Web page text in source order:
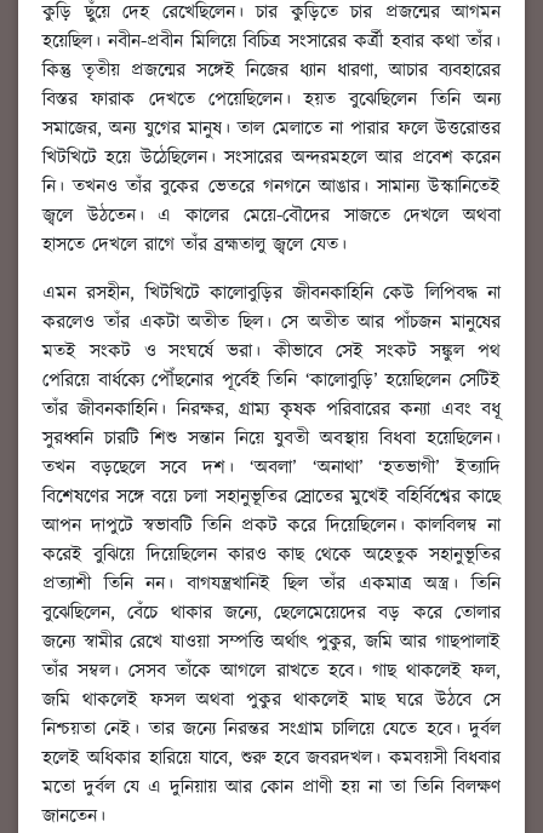
কুড়ি ছুঁয়ে দেহ রেখেছিলেন। চার কুড়িতে চার প্রজন্মের আগমন
হয়েছিল। নবীন-প্রবীন মিলিয়ে বিচিত্র সংসারের কর্ত্রী হবার কথা তাঁর।
কিন্তু তৃতীয় প্রজন্মের সঙ্গেই নিজের ধ্যান ধারণা, আচার ব্যবহারের
বিস্তর ফারাক দেখতে পেয়েছিলেন। হয়ত বুঝেছিলেন তিনি অন্য
সমাজের, অন্য যুগের মানুষ। তাল মেলাতে না পারার ফলে উত্তরোত্তর
খিটখিটে হয়ে উঠেছিলেন। সংসারের অন্দরমহলে আর প্রবেশ করেন
নি। তখনও তাঁর বুকের ভেতরে গনগনে আঙার। সামান্য উস্কানিতেই
জ্বলে উঠতেন। এ কালের মেয়ে-বৌদের সাজতে দেখলে অথবা
হাসতে দেখলে রাগে তাঁর ব্রহ্মতালু জ্বলে যেত।
এমন রসহীন, খিটখিটে কালোবুড়ির জীবনকাহিনি কেউ লিপিবদ্ধ না
করলেও তাঁর একটা অতীত ছিল। সে অতীত আর পাঁচজন মানুষের
মতই সংকট ও সংঘর্ষে ভরা। কীভাবে সেই সংকট সঙ্কুল পথ
পেরিয়ে বার্ধক্যে পৌঁছনোর পূর্বেই তিনি ‘কালোবুড়ি’ হয়েছিলেন সেটিই
তাঁর জীবনকাহিনি। নিরক্ষর, গ্রাম্য কৃষক পরিবারের কন্যা এবং বধূ
সুরধ্বনি চারটি শিশু সন্তান নিয়ে যুবতী অবস্থায় বিধবা হয়েছিলেন।
তখন বড়ছেলে সবে দশ। ‘অবলা’ ‘অনাথা’ ‘হতভাগী’ ইত্যাদি
বিশেষণের সঙ্গে বয়ে চলা সহানুভূতির স্রোতের মুখেই বহির্বিশ্বের কাছে
আপন দাপুটে স্বভাবটি তিনি প্রকট করে দিয়েছিলেন। কালবিলম্ব না
করেই বুঝিয়ে দিয়েছিলেন কারও কাছ থেকে অহেতুক সহানুভূতির
প্রত্যাশী তিনি নন। বাগযন্ত্রখানিই ছিল তাঁর একমাত্র অস্ত্র। তিনি
বুঝেছিলেন, বেঁচে থাকার জন্যে, ছেলেমেয়েদের বড় করে তোলার
জন্যে স্বামীর রেখে যাওয়া সম্পত্তি অর্থাৎ পুকুর, জমি আর গাছপালাই
তাঁর সম্বল। সেসব তাঁকে আগলে রাখতে হবে। গাছ থাকলেই ফল,
জমি থাকলেই ফসল অথবা পুকুর থাকলেই মাছ ঘরে উঠবে সে
নিশ্চয়তা নেই। তার জন্যে নিরন্তর সংগ্রাম চালিয়ে যেতে হবে। দুর্বল
হলেই অধিকার হারিয়ে যাবে, শুরু হবে জবরদখল। কমবয়সী বিধবার
মতো দুর্বল যে এ দুনিয়ায় আর কোন প্রাণী হয় না তা তিনি বিলক্ষণ
জানতেন।